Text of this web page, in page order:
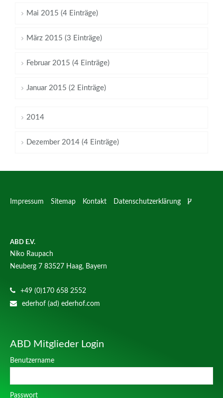
Mai 2015 (4 Einträge)
März 2015 (3 Einträge)
Februar 2015 (4 Einträge)
Januar 2015 (2 Einträge)
2014
Dezember 2014 (4 Einträge)
Impressum Sitemap Kontakt Datenschutzerklärung
ABD E.V.
Niko Raupach
Neuberg 7 83527 Haag, Bayern
+49 (0)170 658 2552
ederhof (ad) ederhof.com
ABD Mitglieder Login
Benutzername
Passwort